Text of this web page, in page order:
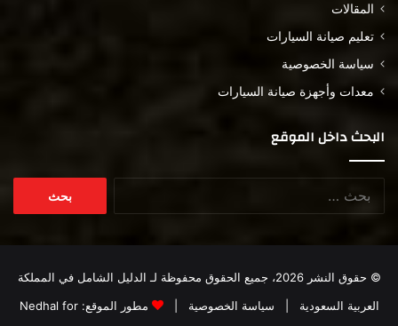
المقالات
تعليم صيانة السيارات
سياسة الخصوصية
معدات وأجهزة صيانة السيارات
البحث داخل الموقع
© حقوق النشر 2026، جميع الحقوق محفوظة لـ
الدليل الشامل في المملكة
العربية السعودية
سياسة الخصوصية | مطور الموقع:Nedhal for